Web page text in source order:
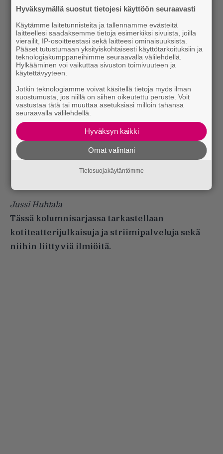
Jussi Huhtala
Tässä kolumnisarjassa tarkastellaan
kotiteatterijulkaisuja ja striimipalveluja sekä
niihin liittyviä ilmiöitä.
Hyväksymällä suostut tietojesi käyttöön seuraavasti
Käytämme laitetunnisteita ja tallennamme evästeitä
laitteellesi saadaksemme tietoja esimerkiksi sivuista, joilla
vierailit, IP-osoitteestasi sekä laitteesi ominaisuuksista.
Pääset tutustumaan yksityiskohtaisesti käyttötarkoituksiin ja
teknologiakumppaneihimme seuraavalla välilehdellä.
Hylkääminen voi vaikuttaa sivuston toimivuuteen ja
käytettävyyteen.
Jotkin teknologiamme voivat käsitellä tietoja myös ilman
suostumusta, jos niillä on siihen oikeutettu peruste. Voit
vastustaa tätä tai muuttaa asetuksiasi milloin tahansa
seuraavalla välilehdellä.
Hyväksyn kaikki
Omat valintani
Tietosuojakäytäntömme